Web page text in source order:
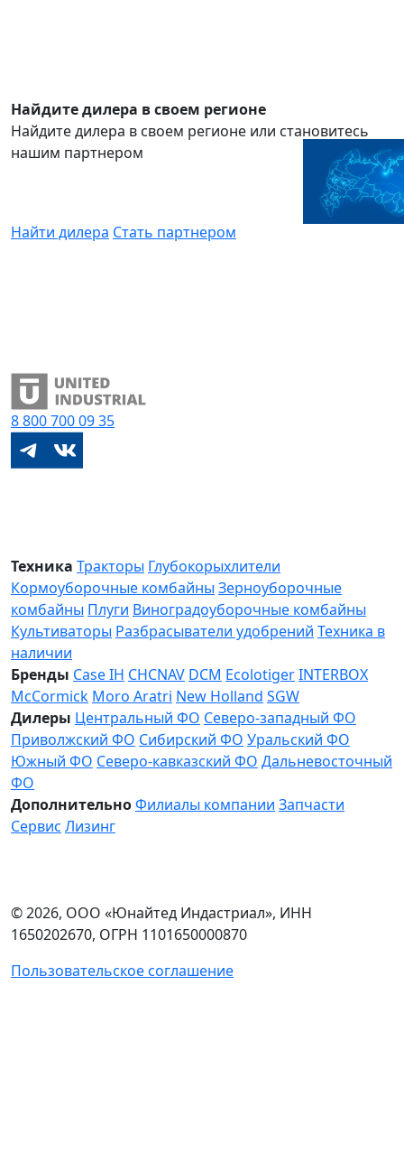
Найдите дилера в своем регионе
Найдите дилера в своем регионе или становитесь
нашим партнером
Найти дилера Стать партнером
8 800700 09 35
Техника Тракторы Глубокорыхлители
Кормоуборочные комбайны Зерноуборочные
комбайны Плуги Виноградоуборочные комбайны
Культиваторы Разбрасыватели удобрений Техника в
наличии
Бренды Case IH CHCNAV DCM EcolotigerINTERBOX
McCormick Moro Aratri New Holland SGW
Дилеры Центральный ФО Северо-западный ФО
Приволжский ФО Сибирский ФО Уральский ФО
Южный ФО Северо-кавказский ФО Дальневосточный
ФО
ДополнительноФилиалы компании Запчасти
Сервис Лизинг
© 2026, ООО «Юнайтед Индастриал», ИНН
1650202670, ОГРН 1101650000870
Пользовательское соглашение